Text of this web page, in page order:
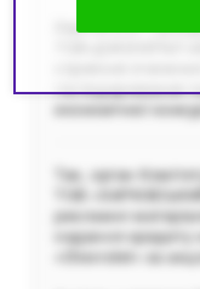
Харківське
господарювання
економічної
Так, орган
ТОВ
рекламні
надання
«Chevrolet» за